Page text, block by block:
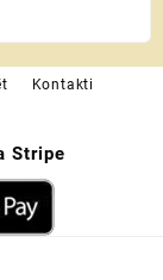
Kontakti
Stripe